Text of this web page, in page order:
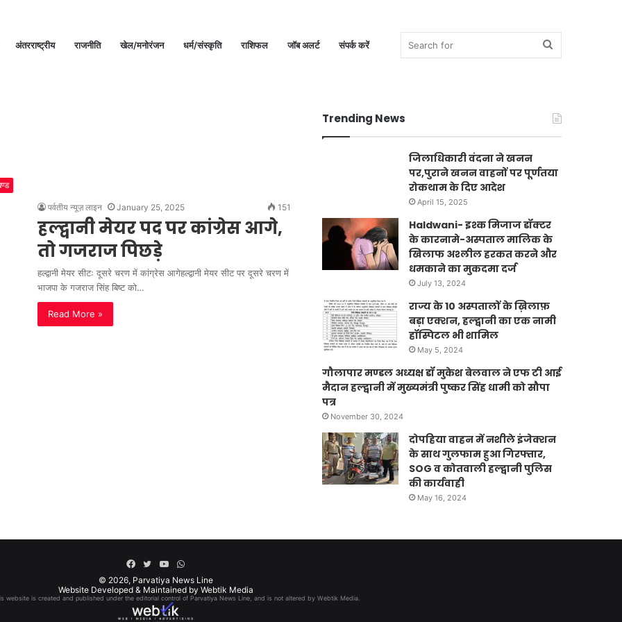
अंतरराष्ट्रीय राजनीति खेल/मनोरंजन धर्म/संस्कृति राशिफल जॉब अलर्ट संपर्क करें
for
पर्वतीय न्यूज़ लाइन January 25, 2025 151
हल्द्वानी मेयर पद पर कांग्रेस आगे,
तो गजराज पिछड़े
हल्द्वानी मेयर सीटः दूसरे चरण में कांग्रेस आगेहल्द्वानी मेयर सीट पर दूसरे चरण में
भाजपा के गजराज सिंह बिष्ट को…
Read More »
Trending News
जिलाधिकारी वंदना ने खनन
पर,पुराने खनन वाहनों पर पूर्णतया
रोकथाम के दिए आदेश
April 15, 2025
Haldwani- इश्क मिजाज डॉक्टर
के कारनामे-अस्पताल मालिक के
खिलाफ अश्लील हरकत करने और
धमकाने का मुकदमा दर्ज
July 13, 2024
राज्य के 10 अस्पतालों के ख़िलाफ़
बड़ा एक्शन, हल्द्वानी का एक नामी
हॉस्पिटल भी शामिल
May 5, 2024
गौलापार मण्डल अध्यक्ष डॉ मुकेश बेलवाल ने एफ टी आई
मैदान हल्द्वानी में मुख्यमंत्री पुष्कर सिंह धामी को सौपा
पत्र
November 30, 2024
दोपहिया वाहन में नशीले इंजेक्शन
के साथ गुलफाम हुआ गिरफ्तार,
SOG व कोतवाली हल्द्वानी पुलिस
की कार्यवाही
May 16, 2024
Facebook
TwitterYouTubeWhatsApp
© 2026, Parvatiya News Line
Website Developed & Maintained by Webtik Media
website is created and published under the editorial control of Parvatiya News Line, and is not altered by Webtik Media.